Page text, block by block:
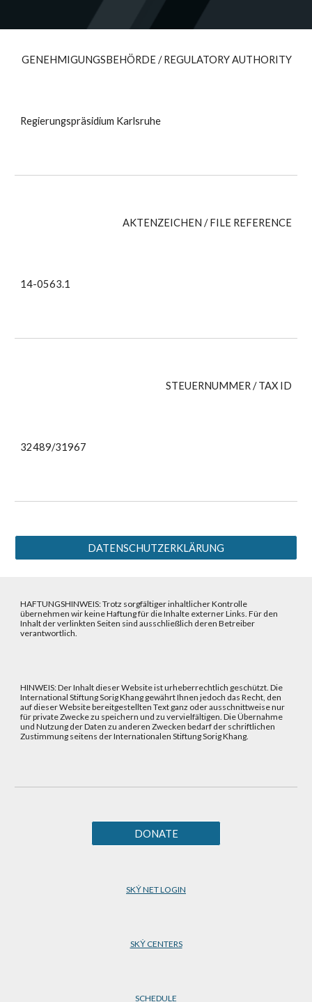
GENEHMIGUNGSBEHÖRDE / REGULATORY AUTHORITY
Regierungspräsidium Karlsruhe
AKTENZEICHEN / FILE REFERENCE
14-0563.1
STEUERNUMMER / TAX ID
32489/31967
DATENSCHUTZERKLÄRUNG
HAFTUNGSHINWEIS: Trotz sorgfältiger inhaltlicher Kontrolle
übernehmen wir keine Haftung für die Inhalte externer Links. Für den
Inhalt der verlinkten Seiten sind ausschließlich deren Betreiber
verantwortlich.
HINWEIS: Der Inhalt dieser Website ist urheberrechtlich geschützt. Die
International Stiftung Sorig Khang gewährt Ihnen jedoch das Recht, den
auf dieser Website bereitgestellten Text ganz oder ausschnittweise nur
für private Zwecke zu speichern und zu vervielfältigen. Die Übernahme
und Nutzung der Daten zu anderen Zwecken bedarf der schriftlichen
Zustimmung seitens der Internationalen Stiftung Sorig Khang.
DONATE
SKẎ NET LOGIN
SKẎ CENTERS
SCHEDULE